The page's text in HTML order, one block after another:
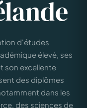
d'études
élevé, ses
son excellente
des diplômes
dans les
des sciences de